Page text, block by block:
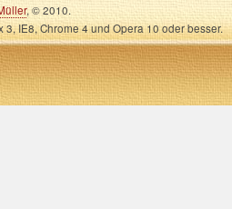
, © 2010.
IE8, Chrome 4 und Opera 10 oder besser.